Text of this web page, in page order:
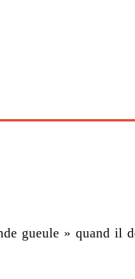
gueule » quand il